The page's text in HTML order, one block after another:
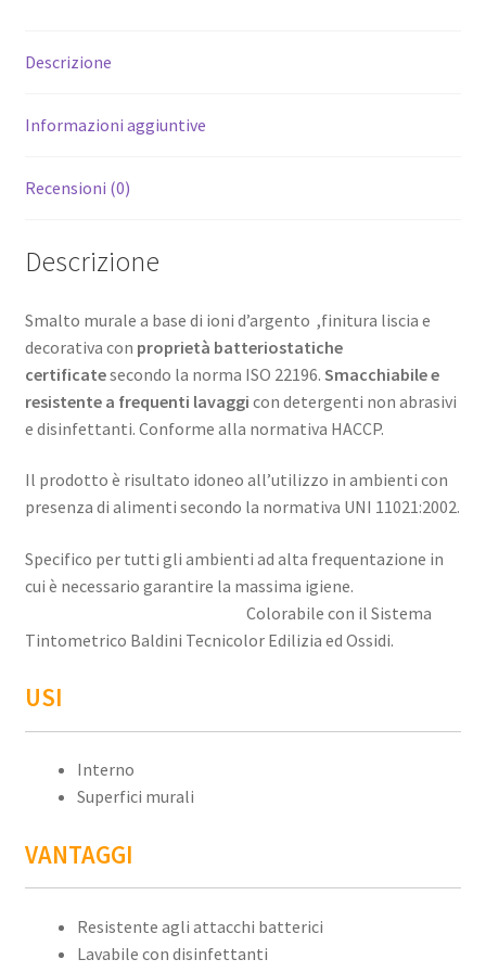
Descrizione
Informazioni aggiuntive
Recensioni (0)
Descrizione
Smalto murale a base di ioni d’argento ,finitura liscia e
decorativa con proprietà batteriostatiche
certificatesecondo la norma ISO 22196. Smacchiabile e
resistente a frequenti lavaggi con detergenti non abrasivi
e disinfettanti. Conforme alla normativa HACCP.
Il prodotto è risultato idoneo all’utilizzo in ambienti con
presenza di alimenti secondo la normativa UNI 11021:2002.
Specifico per tutti gli ambienti ad alta frequentazione in
cui è necessario garantire la massima igiene.
Colorabile con il Sistema
Tintometrico Baldini Tecnicolor Edilizia ed Ossidi.
USI
Interno
Superfici murali
VANTAGGI
Resistente agli attacchi batterici
Lavabile con disinfettanti